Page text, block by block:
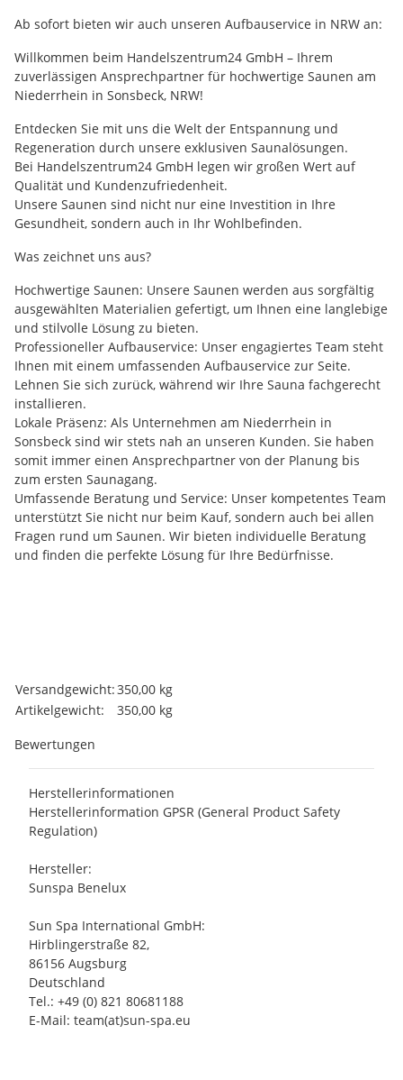
Ab sofort bieten wir auch unseren Aufbauservice in NRW an:
Willkommen beim Handelszentrum24 GmbH – Ihrem
zuverlässigen Ansprechpartner für hochwertige Saunen am
Niederrhein in Sonsbeck, NRW!
Entdecken Sie mit uns die Welt der Entspannung und
Regeneration durch unsere exklusiven Saunalösungen.
Bei Handelszentrum24 GmbH legen wir großen Wert auf
Qualität und Kundenzufriedenheit.
Unsere Saunen sind nicht nur eine Investition in Ihre
Gesundheit, sondern auch in Ihr Wohlbefinden.
Was zeichnet uns aus?
Hochwertige Saunen: Unsere Saunen werden aus sorgfältig
ausgewählten Materialien gefertigt, um Ihnen eine langlebige
und stilvolle Lösung zu bieten.
Professioneller Aufbauservice: Unser engagiertes Team steht
Ihnen mit einem umfassenden Aufbauservice zur Seite.
Lehnen Sie sich zurück, während wir Ihre Sauna fachgerecht
installieren.
Lokale Präsenz: Als Unternehmen am Niederrhein in
Sonsbeck sind wir stets nah an unseren Kunden. Sie haben
somit immer einen Ansprechpartner von der Planung bis
zum ersten Saunagang.
Umfassende Beratung und Service: Unser kompetentes Team
unterstützt Sie nicht nur beim Kauf, sondern auch bei allen
Fragen rund um Saunen. Wir bieten individuelle Beratung
und finden die perfekte Lösung für Ihre Bedürfnisse.
Produkteigenschaft
Wert
Versandgewicht:350,00 kg
Artikelgewicht:
350,00 kg
Bewertungen
Herstellerinformationen
Herstellerinformation GPSR (General Product Safety
Regulation)
Hersteller:
Sunspa Benelux
Sun Spa International GmbH:
Hirblingerstraße 82,
86156 Augsburg
Deutschland
Tel.: +49 (0) 821 80681188
E-Mail: team(at)sun-spa.eu